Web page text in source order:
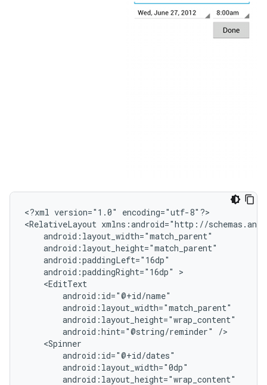
<?xml version="1.0"
encoding="utf-8"?>
<RelativeLayout
android:paddingRight="16dp"
android:hint="@string/reminder"